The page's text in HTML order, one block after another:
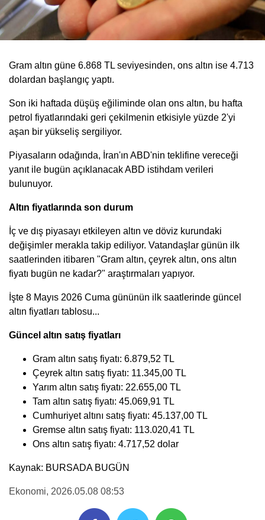
Gram altın güne 6.868 TL seviyesinden, ons altın ise 4.713
dolardan başlangıç yaptı.
Son iki haftada düşüş eğiliminde olan ons altın, bu hafta
petrol fiyatlarındaki geri çekilmenin etkisiyle yüzde 2'yi
aşan bir yükseliş sergiliyor.
Piyasaların odağında, İran'ın ABD'nin teklifine vereceği
yanıt ile bugün açıklanacak ABD istihdam verileri
bulunuyor.
Altın fiyatlarında son durum
İç ve dış piyasayı etkileyen altın ve döviz kurundaki
değişimler merakla takip ediliyor. Vatandaşlar günün ilk
saatlerinden itibaren "Gram altın, çeyrek altın, ons altın
fiyatı bugün ne kadar?" araştırmaları yapıyor.
İşte 8 Mayıs 2026 Cuma gününün ilk saatlerinde güncel
altın fiyatları tablosu...
Güncel altın satış fiyatları
Gram altın satış fiyatı: 6.879,52 TL
Çeyrek altın satış fiyatı: 11.345,00 TL
Yarım altın satış fiyatı: 22.655,00 TL
Tam altın satış fiyatı: 45.069,91 TL
Cumhuriyet altını satış fiyatı: 45.137,00 TL
Gremse altın satış fiyatı: 113.020,41 TL
Ons altın satış fiyatı: 4.717,52 dolar
Kaynak: BURSADA BUGÜN
Ekonomi, 2026.05.08 08:53